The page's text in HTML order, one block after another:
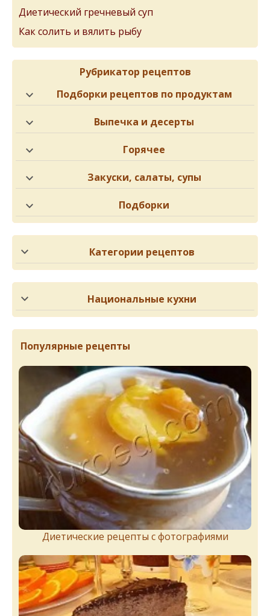
Диетический гречневый суп
Как солить и вялить рыбу
Рубрикатор рецептов
Подборки рецептов по продуктам
Выпечка и десерты
Горячее
Закуски, салаты, супы
Подборки
Категории рецептов
Национальные кухни
Популярные рецепты
Диетические рецепты с фотографиями